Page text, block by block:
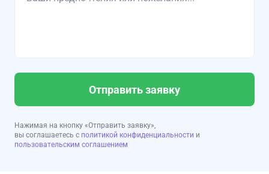
Отправить заявку
Нажимая на кнопку «Отправить заявку»,
вы соглашаетесь с политикой конфиденциальности и
пользовательским соглашением